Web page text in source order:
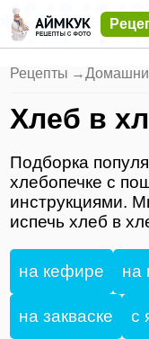
Рецепты →
Хлеб в
Подборка
хлебопечке с
инструкциями.
испечь хлеб в
на кефире на
на закваске с